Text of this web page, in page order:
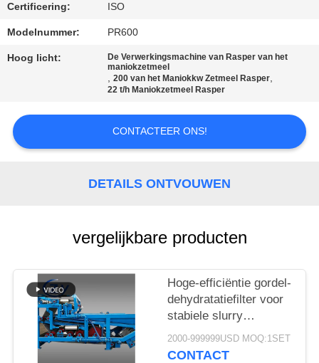
VERZOEK
OM EEN
SITEMAP
Certificering: ISO
Modelnummer: PR600
Hoog licht:
De Verwerkingsmachine van Rasper van het
maniokzetmeel
,200 van het Maniokkw Zetmeel Rasper,
22 t/h Maniokzetmeel Rasper
CONTACTEER ONS!
DETAILS ONTVOUWEN
vergelijkbare producten
Hoge-efficiëntie gordel-
dehydratatiefilter voor
stabiele slurry
ontwatering in cassava
zetmeel verwerking
2000-999999USD MOQ:1SET
CONTACT